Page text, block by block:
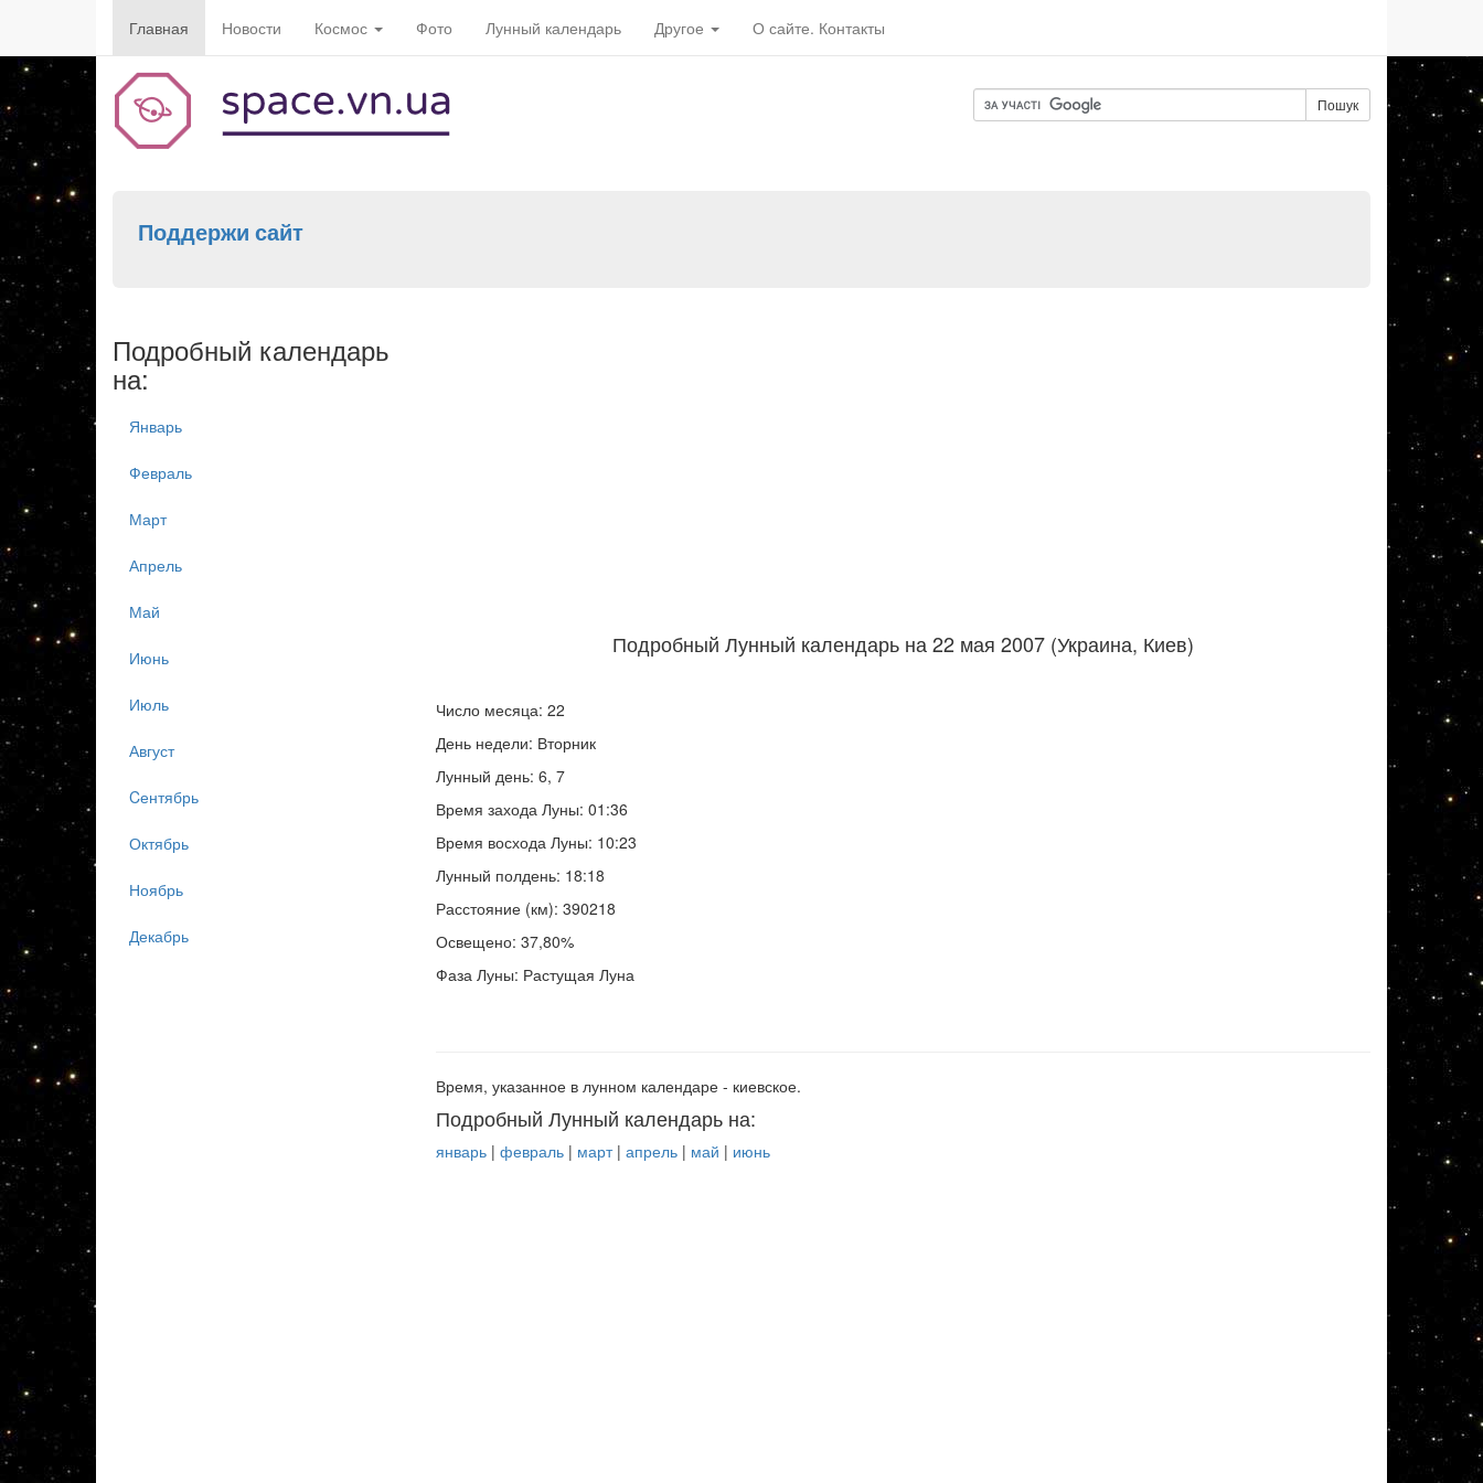
Главная Новости Космос Фото Лунный календарь Другое О сайте. Контакты
Пошук
Поддержи сайт
Подробный Лунный календарь на 22 мая 2007 (Украина, Киев)
Число месяца: 22
День недели: Вторник
Лунный день: 6, 7
Время захода Луны: 01:36
Время восхода Луны: 10:23
Лунный полдень: 18:18
Расстояние (км): 390218
Освещено: 37,80%
Фаза Луны: Растущая Луна
Время, указанное в лунном календаре - киевское.
Подробный Лунный календарь на:
январь| февраль| март| апрель| май | июнь
Подробный календарь
на:
Январь
Февраль
Март
Апрель
Май
Июнь
Июль
Август
Cентябрь
Октябрь
Ноябрь
Декабрь